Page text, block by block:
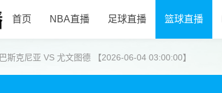
首页 NBA直播 足球直播 篮球直播
巴斯克尼亚 VS 尤文图德 【2026-06-04 03:00:00】